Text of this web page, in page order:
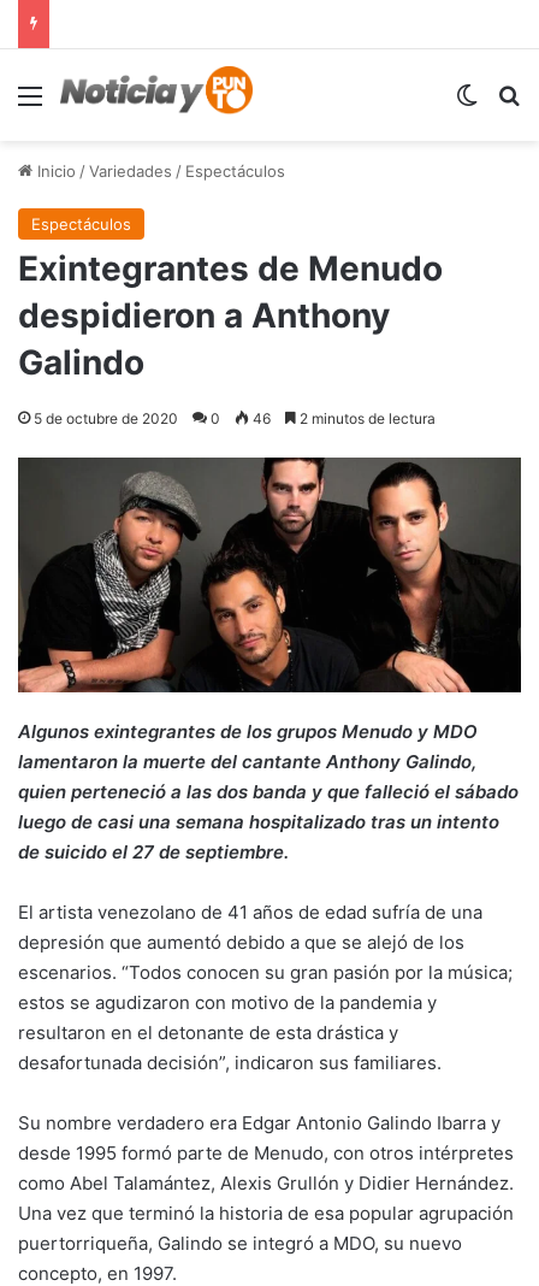
Menú
Inicio /Variedades / Espectáculos
Espectáculos
Exintegrantes de Menudo
despidieron a Anthony
Galindo
5 de octubre de 2020 0 46 2 minutos de lectura
Algunos exintegrantes de los grupos Menudo y MDO
lamentaron la muerte del cantante Anthony Galindo,
quien perteneció a las dos banda y que falleció el sábado
luego de casi una semana hospitalizado tras un intento
de suicido el 27 de septiembre.
El artista venezolano de 41 años de edad sufría de una
depresión que aumentó debido a que se alejó de los
escenarios. “Todos conocen su gran pasión por la música;
estos se agudizaron con motivo de la pandemia y
resultaron en el detonante de esta drástica y
desafortunada decisión”, indicaron sus familiares.
Su nombre verdadero era Edgar Antonio Galindo Ibarra y
desde 1995 formó parte de Menudo, con otros intérpretes
como Abel Talamántez, Alexis Grullón y Didier Hernández.
Una vez que terminó la historia de esa popular agrupación
puertorriqueña, Galindo se integró a MDO, su nuevo
concepto, en 1997.